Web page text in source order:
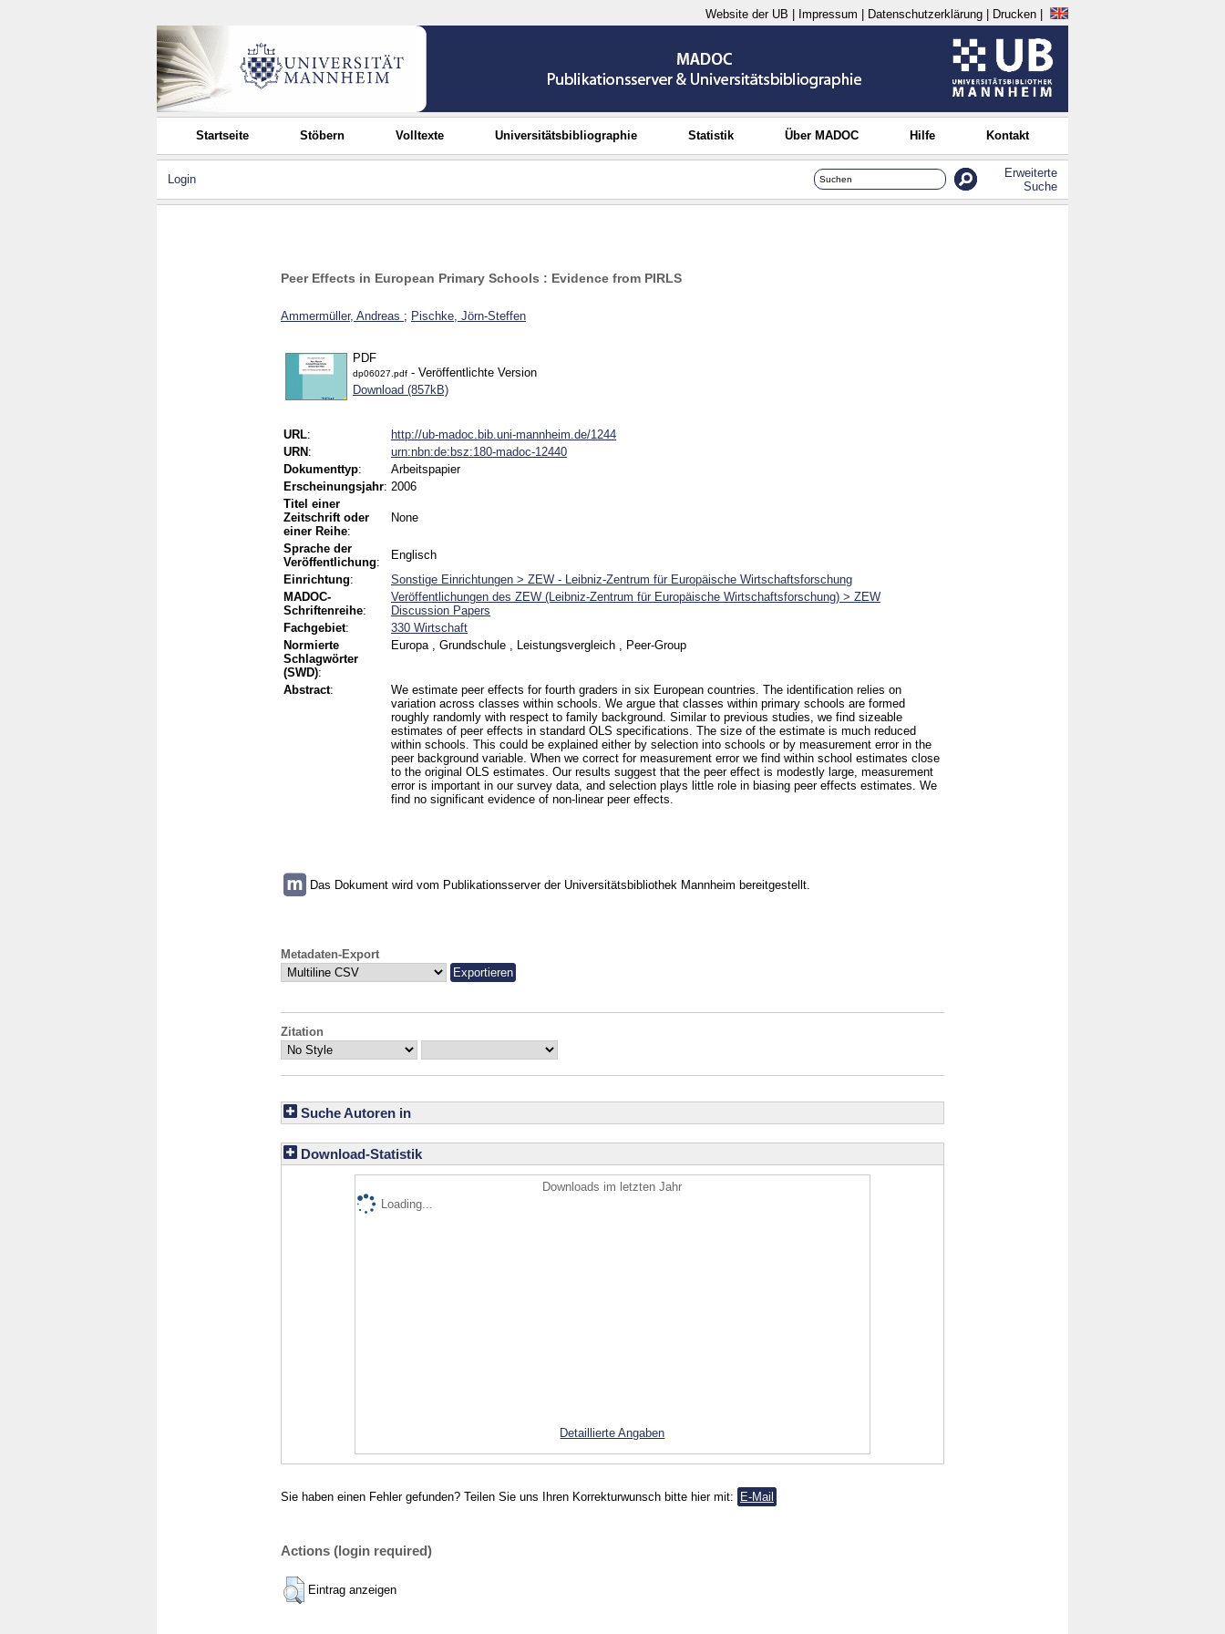
Website der UB Impressum Datenschutzerklärung Drucken
Startseite Stöbern Volltexte Universitätsbibliographie Statistik Über MADOC Hilfe Kontakt
Login
Erweiterte
Suche
Peer Effects in European Primary Schools : Evidence from PIRLS
Ammermüller, Andreas ; Pischke, Jörn-Steffen
PDF
dp06027.pdf - Veröffentlichte Version
Download (857kB)
URL:
http://ub-madoc.bib.uni-mannheim.de/1244
URN :
urn:nbn:de:bsz:180-madoc-12440
Dokumenttyp:
Arbeitspapier
Erscheinungsjahr: 2006
Titel einer
Zeitschrift oder
einer Reihe:
None
Sprache der
Veröffentlichung:
Englisch
Einrichtung:
Sonstige Einrichtungen > ZEW - Leibniz-Zentrum für Europäische Wirtschaftsforschung
MADOC-
Schriftenreihe:
Veröffentlichungen des ZEW (Leibniz-Zentrum für Europäische Wirtschaftsforschung) > ZEW
Discussion Papers
Fachgebiet:
330 Wirtschaft
Normierte
Schlagwörter
(SWD):
Europa , Grundschule , Leistungsvergleich , Peer-Group
Abstract:
We estimate peer effects for fourth graders in six European countries. The identification relies on
variation across classes within schools. We argue that classes within primary schools are formed
roughly randomly with respect to family background. Similar to previous studies, we find sizeable
estimates of peer effects in standard OLS specifications. The size of the estimate is much reduced
within schools. This could be explained either by selection into schools or by measurement error in the
peer background variable. When we correct for measurement error we find within school estimates close
to the original OLS estimates. Our results suggest that the peer effect is modestly large, measurement
error is important in our survey data, and selection plays little role in biasing peer effects estimates. We
find no significant evidence of non-linear peer effects.
Das Dokument wird vom Publikationsserver der Universitätsbibliothek Mannheim bereitgestellt.
Metadaten-Export
Zitation
Suche Autoren in
Download-Statistik
Downloads im letzten Jahr
Loading...
Detaillierte Angaben
Sie haben einen Fehler gefunden? Teilen Sie uns Ihren Korrekturwunsch bitte hier mit: E-Mail
Actions (login required)
Eintrag anzeigen